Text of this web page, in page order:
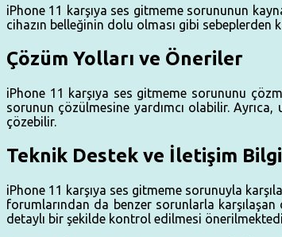
iPhone 11 karşıya ses gitmeme sorununun
cihazın belleğinin dolu olması gibi
Çözüm Yolları ve Öneriler
iPhone 11 karşıya ses gitmeme sorununu
sorunun çözülmesine yardımcı olabilir.
çözebilir.
Teknik Destek ve İletişim
iPhone 11 karşıya ses gitmeme sorunuyla
forumlarından da benzer sorunlarla
detaylı bir şekilde kontrol edilmesi